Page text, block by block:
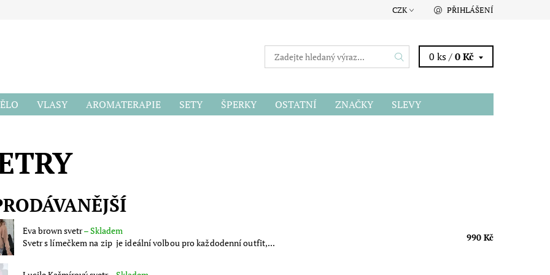
CZK PŘIHLÁŠENÍ
0 ks /0 Kč
VLASY AROMATERAPIE SETY ŠPERKY OSTATNÍ ZNAČKY
SLEVY
Eva brown svetr–Skladem
Svetr s límečkem na zip je ideální volbou pro každodenní outfit,...
990 Kč